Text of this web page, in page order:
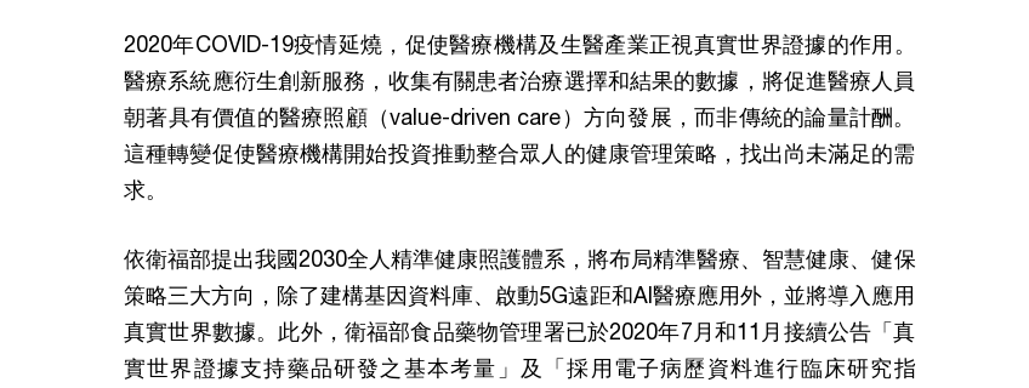
2020年COVID-19疫情延燒，促使醫療機構及生醫產業正視真實世界證據的作用。
醫療系統應衍生創新服務，收集有關患者治療選擇和結果的數據，將促進醫療人員
朝著具有價值的醫療照顧（value-driven care）方向發展，而非傳統的論量計酬。
這種轉變促使醫療機構開始投資推動整合眾人的健康管理策略，找出尚未滿足的需
求。
依衛福部提出我國2030全人精準健康照護體系，將布局精準醫療、智慧健康、健保
策略三大方向，除了建構基因資料庫、啟動5G遠距和AI醫療應用外，並將導入應用
真實世界數據。此外，衛福部食品藥物管理署已於2020年7月和11月接續公告「真
實世界證據支持藥品研發之基本考量」及「採用電子病歷資料進行臨床研究指